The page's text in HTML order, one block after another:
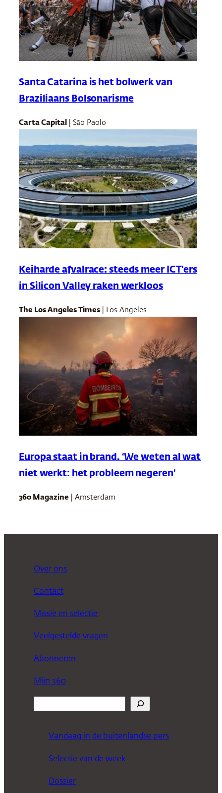
Santa Catarina is het bolwerk van
Braziliaans Bolsonarisme
Carta Capital | São Paolo
Keiharde afvalrace: steeds meer ICT’ers
in Silicon Valley raken werkloos
The Los Angeles Times | Los Angeles
Europa staat in brand. ‘We weten al wat
niet werkt: het probleem negeren’
360 Magazine | Amsterdam
Over ons
Contact
Missie en selectie
Veelgestelde vragen
Abonneren
Mijn 360
Vandaag in de buitenlandse pers
Selectie van de week
Dossier